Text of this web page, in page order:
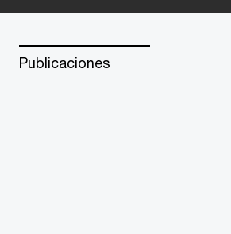
Publicaciones